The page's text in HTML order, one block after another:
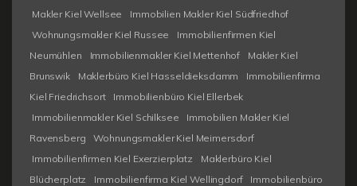
Makler Kiel Wellsee
Immobilien Makler Kiel Südfriedhof
Wohnungsmakler Kiel Russee
Immobilienfirmen Kiel
Neumühlen
Immobilienmakler Kiel Mettenhof
Makler Kiel
Brunswik
Maklerbüro Kiel Hasseldieksdamm
Immobilienfirma
Kiel Friedrichsort
Immobilienbüro Kiel Ellerbek
Immobilienmakler Kiel Schilksee
Immobilien Makler Kiel
Ravensberg
Wohnungsmakler Kiel Meimersdorf
Immobilienfirmen Kiel Exerzierplatz
Maklerbüro Kiel
Blücherplatz
Immobilienfirma Kiel Wellingdorf
Immobilienbüro